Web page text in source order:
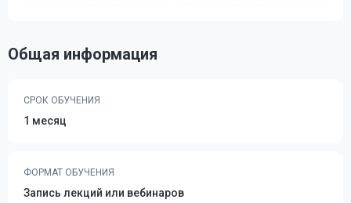
Общая информация
СРОК ОБУЧЕНИЯ
1 месяц
ФОРМАТ ОБУЧЕНИЯ
Запись лекций или вебинаров